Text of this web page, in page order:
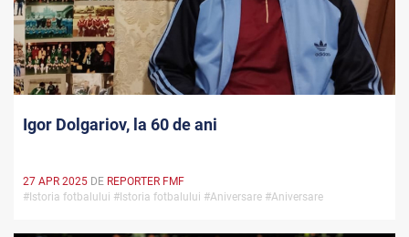
Igor Dolgariov, la 60 de ani
27 APR 2025 DE REPORTER FMF
#Istoria fotbalului #Istoria fotbalului #Aniversare #Aniversare